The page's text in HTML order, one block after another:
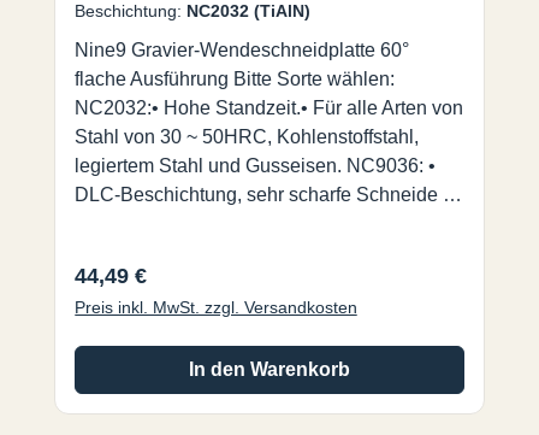
Beschichtung: NC2032 (TiAlN)
Nine9 Gravier-Wendeschneidplatte 60°
flache Ausführung Bitte Sorte wählen:
NC2032:• Hohe Standzeit.• Für alle Arten von
Stahl von 30 ~ 50HRC, Kohlenstoffstahl,
legiertem Stahl und Gusseisen. NC9036: •
DLC-Beschichtung, sehr scharfe Schneide für
Kunststoff und Acryl. Nine9
Gravierwerkzeuge für den Einsatz auf Fräs-
Spindeldrehzahlen bis zu 40.000 U/min mit
hohen Vorschüben.
Regulärer Preis:
44,49 €
Preis inkl. MwSt. zzgl. Versandkosten
In den Warenkorb